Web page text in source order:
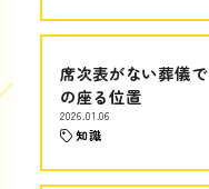
席次表がない葬儀で
の座る位置
2026.01.06
知識